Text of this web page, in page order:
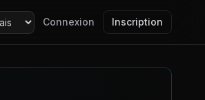
Connexion Inscription